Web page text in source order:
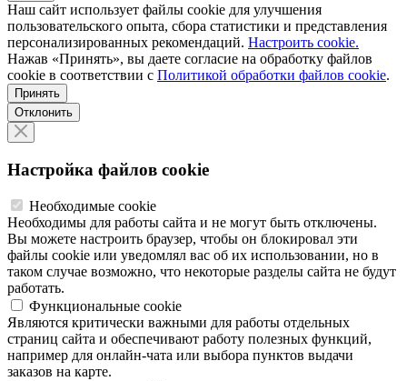
Наш сайт использует файлы cookie для улучшения
пользовательского опыта, сбора статистики и представления
персонализированных рекомендаций. Настроить cookie.
Нажав «Принять», вы даете согласие на обработку файлов
cookie в соответствии с Политикой обработки файлов cookie.
Принять
Отклонить
Настройка файлов cookie
Необходимые cookie
Необходимы для работы сайта и не могут быть отключены.
Вы можете настроить браузер, чтобы он блокировал эти
файлы cookie или уведомлял вас об их использовании, но в
таком случае возможно, что некоторые разделы сайта не будут
работать.
Функциональные cookie
Являются критически важными для работы отдельных
страниц сайта и обеспечивают работу полезных функций,
например для онлайн-чата или выбора пунктов выдачи
заказов на карте.